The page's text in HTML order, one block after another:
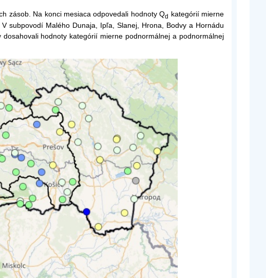
zásob. Na konci mesiaca odpovedali hodnoty Qd kategórií mierne
subpovodí Malého Dunaja, Ipľa, Slanej, Hrona, Bodvy a Hornádu
hodnoty kategórií mierne podnormálnej a podnormálnej